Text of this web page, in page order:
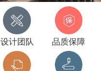
设计团队 品质保障